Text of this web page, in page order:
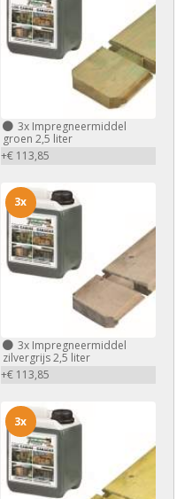
3xImpregneermiddel
groen 2,5 liter
+€ 113,85
3xImpregneermiddel
zilvergrijs 2,5 liter
+€ 113,85
3x
3x